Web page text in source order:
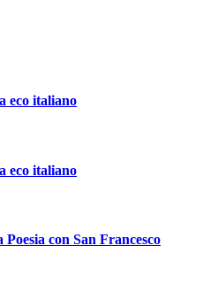
eco italiano
eco italiano
con San Francesco